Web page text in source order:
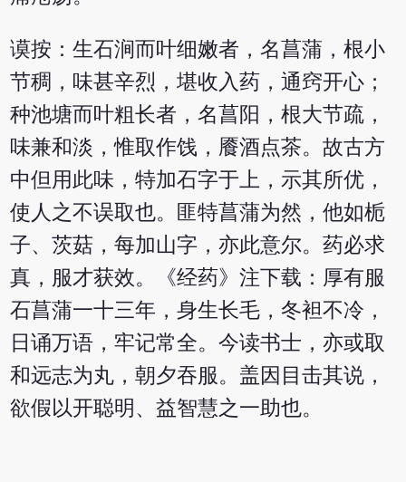
谟按：生石涧而叶细嫩者，名菖蒲，根小
节稠，味甚辛烈，堪收入药，通窍开心；
种池塘而叶粗长者，名菖阳，根大节疏，
味兼和淡，惟取作饯，餍酒点茶。故古方
中但用此味，特加石字于上，示其所优，
使人之不误取也。匪特菖蒲为然，他如栀
子、茨菇，每加山字，亦此意尔。药必求
真，服才获效。《经药》注下载：厚有服
石菖蒲一十三年，身生长毛，冬袒不冷，
日诵万语，牢记常全。今读书士，亦或取
和远志为丸，朝夕吞服。盖因目击其说，
欲假以开聪明、益智慧之一助也。